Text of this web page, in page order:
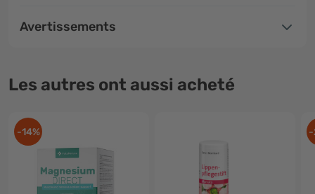
Avertissements
Les autres ont aussi acheté
-14% -